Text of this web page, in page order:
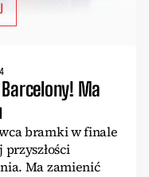
Ma
bramki w finale
Ma zamienić